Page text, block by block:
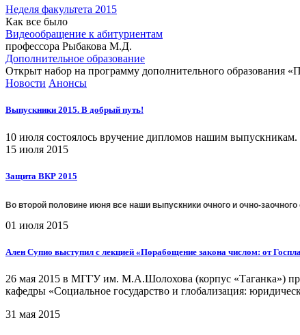
Неделя факультета 2015
Как все было
Видеообращение к абитуриентам
профессора Рыбакова М.Д.
Дополнительное образование
Открыт набор на программу дополнительного образования
Новости Анонсы
Выпускники 2015. В добрый путь!
10 июля состоялось вручение дипломов нашим выпускникам.
15 июля 2015
Защита ВКР 2015
Во второй половине июня все наши выпускники очного и очно-
01 июля 2015
Ален Супио выступил с лекцией «Порабощение закона числом: от
26 мая 2015 в МГГУ им. М.А.Шолохова (корпус «Таганка»)
кафедры «Социальное государство и глобализация:
31 мая 2015